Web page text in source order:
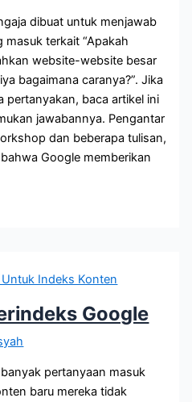
dibuat untuk menjawab
terkait “Apakah
website-website besar
bagaimana caranya?”. Jika
pertanyakan, baca artikel ini
jawabannya. Pengantar
dan beberapa tulisan,
Google memberikan
Google
pertanyaan masuk
baru mereka tidak